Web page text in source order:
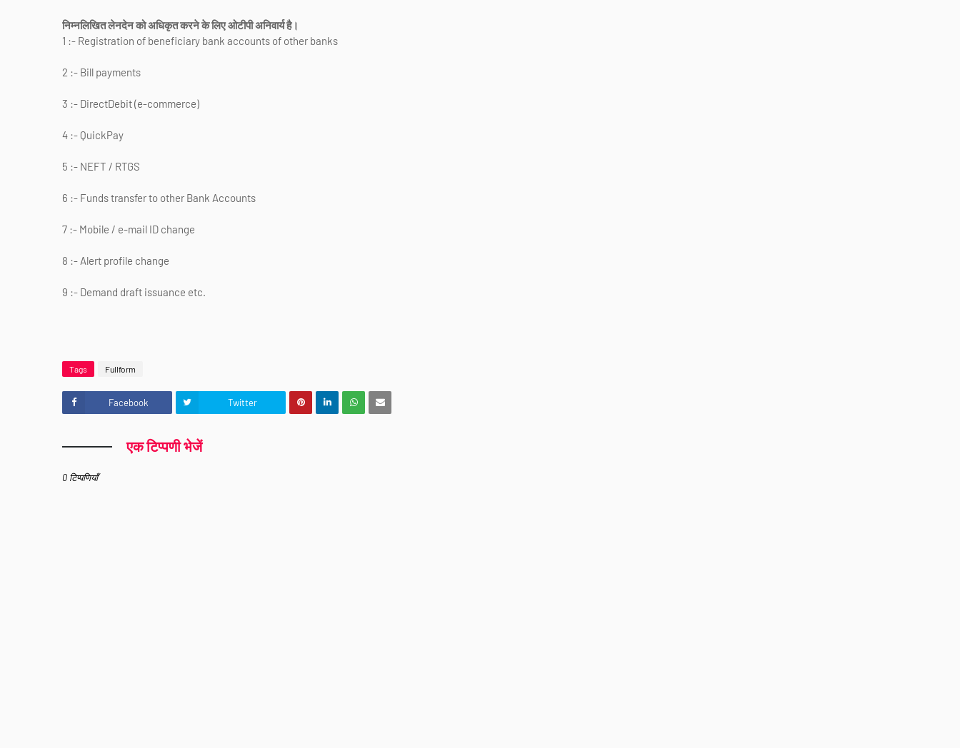
निम्नलिखित लेनदेन को अधिकृत करने के लिए ओटीपी अनिवार्य है।
1 :- Registration of beneficiary bank accounts of other banks
2 :- Bill payments
3 :- DirectDebit (e-commerce)
4 :- QuickPay
5 :- NEFT / RTGS
6 :- Funds transfer to other Bank Accounts
7 :- Mobile / e-mail ID change
8 :- Alert profile change
9 :- Demand draft issuance etc.
Tags Fullform
Facebook Twitter
एक टिप्पणी भेजें
0 टिप्पणियाँ